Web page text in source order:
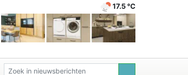
17.5 ℃